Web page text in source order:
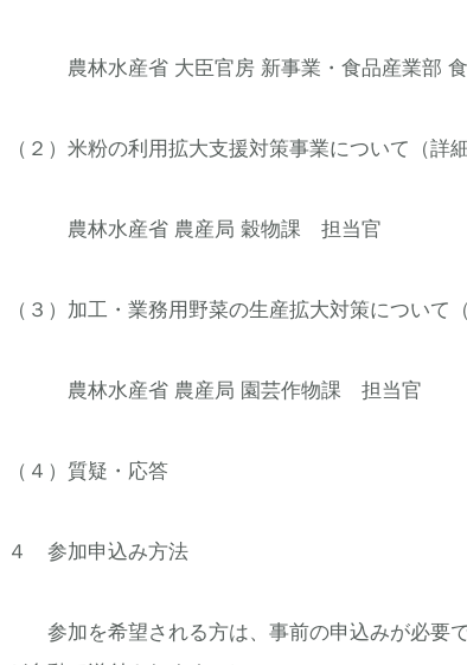
農林水産省 大臣官房 新事業・食品産業部
（２）米粉の利用拡大支援対策事業について（詳
農林水産省 農産局 穀物課 担当官
（３）加工・業務用野菜の生産拡大対策について
農林水産省 農産局 園芸作物課 担当官
（４）質疑・応答
４ 参加申込み方法
参加を希望される方は、事前の申込みが必要